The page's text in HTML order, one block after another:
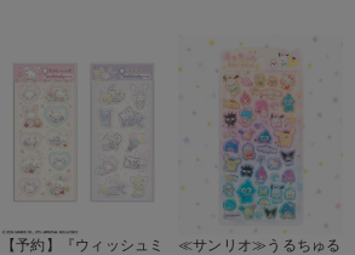
【予約】『ウィッシュミ
≪サンリオ≫うるちゅる